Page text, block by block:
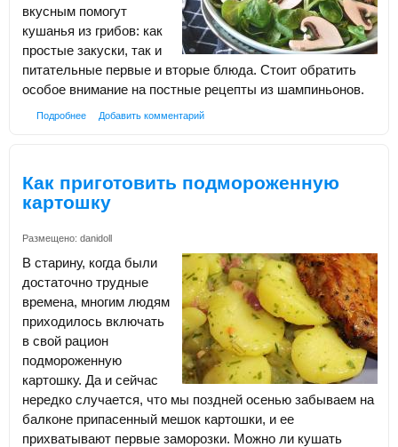
вкусным помогут
кушанья из грибов: как
простые закуски, так и
питательные первые и вторые блюда. Стоит обратить
особое внимание на постные рецепты из шампиньонов.
Подробнее Добавить комментарий
Как приготовить подмороженную
картошку
Размещено: danidoll
В старину, когда были
достаточно трудные
времена, многим людям
приходилось включать
в свой рацион
подмороженную
картошку. Да и сейчас
нередко случается, что мы поздней осенью забываем на
балконе припасенный мешок картошки, и ее
прихватывают первые заморозки. Можно ли кушать